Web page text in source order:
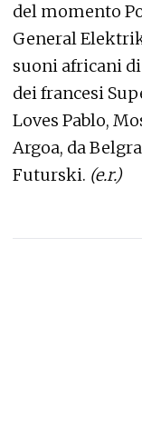
del momento
General
suoni africani
dei francesi
Loves Pablo,
Argoa, da
Futurski. (e.r.)